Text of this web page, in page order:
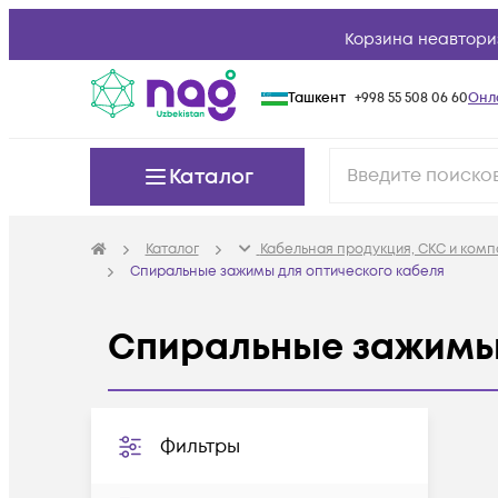
Корзина
Ташкент +998 55 508 06 60
Каталог
Каталог Кабельная продукция, СКС и
Спиральные зажимы для оптического кабеля
Спиральные зажимы
Фильтры